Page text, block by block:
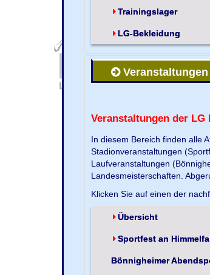
Trainingslager
LG-Bekleidung
Veranstaltungen
Veranstaltungen der LG
In diesem Bereich finden alle
Stadionveranstaltungen
Laufveranstaltungen
Landesmeisterschaften.
Klicken Sie auf einen der
Übersicht
Sportfest an
Bönnigheimer